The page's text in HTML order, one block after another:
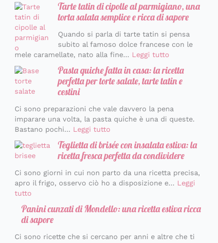
Tarte tatin di cipolle al parmigiano, una
torta salata semplice e ricca di sapore
Quando si parla di tarte tatin si pensa
subito al famoso dolce francese con le
mele caramellate, nato alla fine… Leggi tutto
Pasta quiche fatta in casa: la ricetta
perfetta per torte salate, tarte tatin e
cestini
Ci sono preparazioni che vale davvero la pena
imparare una volta, la pasta quiche è una di queste.
Bastano pochi… Leggi tutto
Teglietta di brisée con insalata estiva: la
ricetta fresca perfetta da condividere
Ci sono giorni in cui non parto da una ricetta precisa,
apro il frigo, osservo ciò ho a disposizione e… Leggi
tutto
Panini cunzati di Mondello: una ricetta estiva ricca
di sapore
Ci sono ricette che si cercano per anni e altre che ti